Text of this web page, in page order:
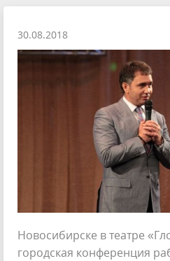
30.08.2018
Новосибирске в театре
городская конференция